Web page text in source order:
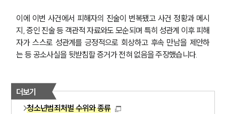
이에 이번 사건에서 피해자의 진술이 번복됐고 사건 정황과 메시
지, 증인 진술 등 객관적 자료와도 모순되며 특히 성관계 이후 피해
자가 스스로 성관계를 긍정적으로 회상하고 후속 만남을 제안하
는 등 공소사실을 뒷받침할 증거가 전혀 없음을 주장했습니다.
더보기
청소년범죄처벌 수위와 종류